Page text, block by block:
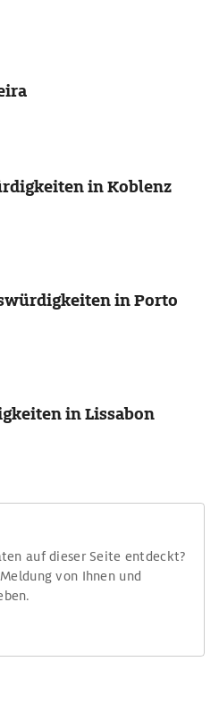
in Koblenz
in Porto
in Lissabon
auf dieser Seite entdeckt?
von Ihnen und